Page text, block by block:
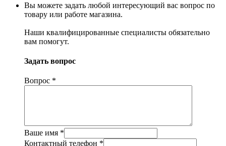
Вы можете задать любой интересующий вас вопрос по
товару или работе магазина.
Наши квалифицированные специалисты обязательно
вам помогут.
Задать вопрос
Вопрос *
Ваше имя *
Контактный телефон *